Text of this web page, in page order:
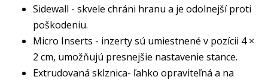
Sidewall - skvele chráni hranu a je odolnejší proti
poškodeniu.
Micro Inserts - inzerty sú umiestnené v pozícii 4 ×
2 cm, umožňujú presnejšie nastavenie stance.
Extrudovaná sklznica- ľahko opraviteľná a na